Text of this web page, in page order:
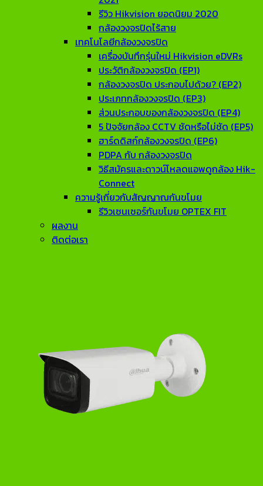
รีวิว Hikvision ยอดนิยม 2020
กล้องวงจรปิดไร้สาย
เทคโนโลยีกล้องวงจรปิด
เครื่องบันทึกรุ่นใหม่ Hikvision eDVRs
ประวัติกล้องวงจรปิด (EP1)
กล้องวงจรปิด ประกอบไปด้วย? (EP2)
ประเภทกล้องวงจรปิด (EP3)
ส่วนประกอบของกล้องวงจรปิด (EP4)
5 ปัจจัยกล้อง CCTV ชัดหรือไม่ชัด (EP5)
ฮาร์ดดิสก์กล้องวงจรปิด (EP6)
PDPA กับ กล้องวงจรปิด
วิธีสมัครและดาวน์โหลดแอพดูกล้อง Hik-
Connect
ความรู้เกี่ยวกับสัญญาณกันขโมย
รีวิวเซนเซอร์กันขโมย OPTEX FIT
ผลงาน
ติดต่อเรา